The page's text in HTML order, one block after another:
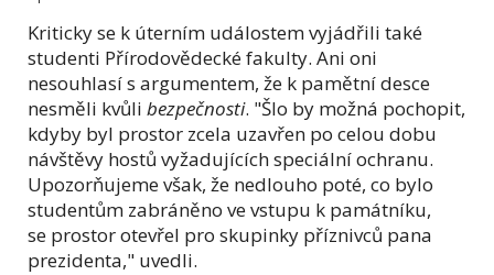
Kriticky se k úterním událostem vyjádřili také
studenti Přírodovědecké fakulty. Ani oni
nesouhlasí s argumentem, že k pamětní desce
nesměli kvůli bezpečnosti. "Šlo by možná pochopit,
kdyby byl prostor zcela uzavřen po celou dobu
návštěvy hostů vyžadujících speciální ochranu.
Upozorňujeme však, že nedlouho poté, co bylo
studentům zabráněno ve vstupu k památníku,
se prostor otevřel pro skupinky příznivců pana
prezidenta," uvedli.